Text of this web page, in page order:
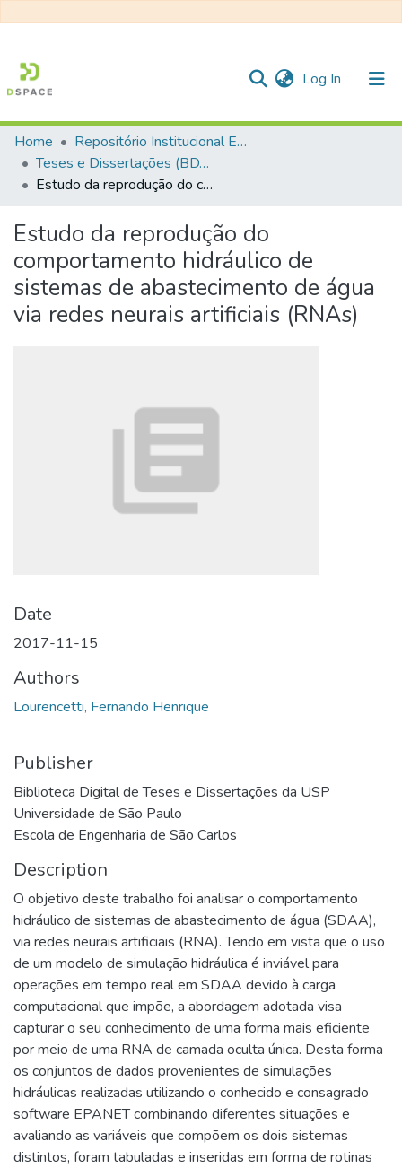
Log In (current)
Communities & Collections
All of DSpace
Statistics
Home
Repositório Institucional EESC
Teses e Dissertações (BDTD USP)
Estudo da reprodução do comportamento hidráulico de sistemas de abastecimento de água via redes neurais artificiais (RNAs)
Estudo da reprodução do
comportamento hidráulico de
sistemas de abastecimento de água
via redes neurais artificiais (RNAs)
Date
2017-11-15
Authors
Lourencetti, Fernando Henrique
Publisher
Biblioteca Digital de Teses e Dissertações da USP
Universidade de São Paulo
Escola de Engenharia de São Carlos
Description
O objetivo deste trabalho foi analisar o comportamento
hidráulico de sistemas de abastecimento de água (SDAA),
via redes neurais artificiais (RNA). Tendo em vista que o uso
de um modelo de simulação hidráulica é inviável para
operações em tempo real em SDAA devido à carga
computacional que impõe, a abordagem adotada visa
capturar o seu conhecimento de uma forma mais eficiente
por meio de uma RNA de camada oculta única. Desta forma
os conjuntos de dados provenientes de simulações
hidráulicas realizadas utilizando o conhecido e consagrado
software EPANET combinando diferentes situações e
avaliando as variáveis que compõem os dois sistemas
distintos, foram tabuladas e inseridas em forma de rotinas